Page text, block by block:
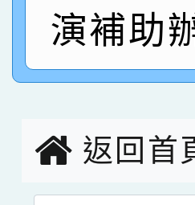
指導老師
賽 劉文瑛
臺灣台語-
賀！本校
市賽榮獲
演補助
返回首